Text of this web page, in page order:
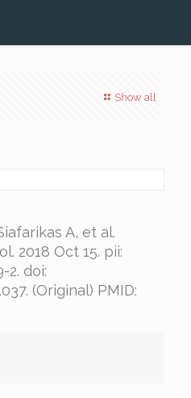
Show all
A, et al.
2018 Oct 15. pii:
2. doi:
(Original) PMID: